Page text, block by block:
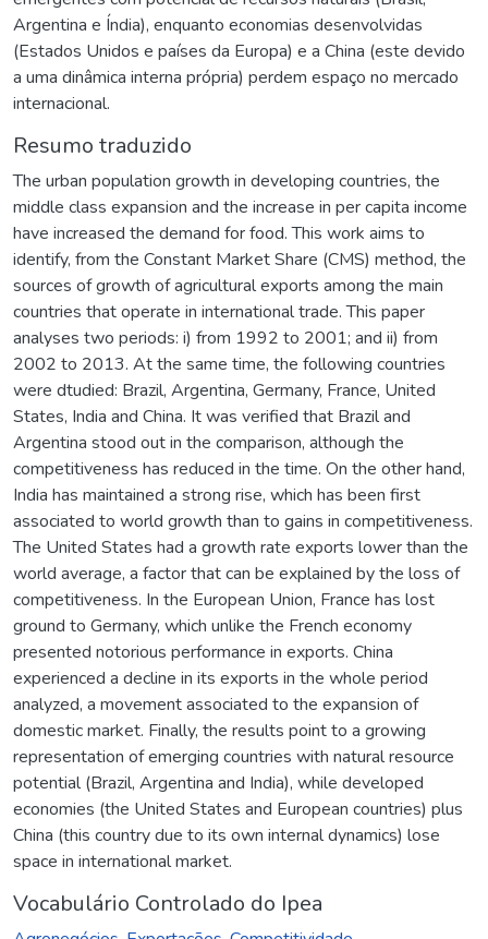
Argentina e Índia), enquanto economias desenvolvidas
(Estados Unidos e países da Europa) e a China (este devido
a uma dinâmica interna própria) perdem espaço no mercado
internacional.
Resumo traduzido
The urban population growth in developing countries, the
middle class expansion and the increase in per capita income
have increased the demand for food. This work aims to
identify, from the Constant Market Share (CMS) method, the
sources of growth of agricultural exports among the main
countries that operate in international trade. This paper
analyses two periods: i) from 1992 to 2001; and ii) from
2002 to 2013. At the same time, the following countries
were dtudied: Brazil, Argentina, Germany, France, United
States, India and China. It was verified that Brazil and
Argentina stood out in the comparison, although the
competitiveness has reduced in the time. On the other hand,
India has maintained a strong rise, which has been first
associated to world growth than to gains in competitiveness.
The United States had a growth rate exports lower than the
world average, a factor that can be explained by the loss of
competitiveness. In the European Union, France has lost
ground to Germany, which unlike the French economy
presented notorious performance in exports. China
experienced a decline in its exports in the whole period
analyzed, a movement associated to the expansion of
domestic market. Finally, the results point to a growing
representation of emerging countries with natural resource
potential (Brazil, Argentina and India), while developed
economies (the United States and European countries) plus
China (this country due to its own internal dynamics) lose
space in international market.
Vocabulário Controlado do Ipea